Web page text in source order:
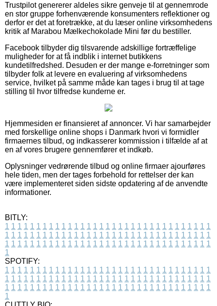
Trustpilot genererer aldeles sikre genveje til at gennemrode
en stor gruppe forhenværende konsumenters reflektioner og
derfor er det at foretrække, at du læser online virksomhedens
kritik af Marabou Mælkechokolade Mini før du bestiller.
Facebook tilbyder dig tilsvarende adskillige fortræffelige
muligheder for at få indblik i internet butikkens
kundetilfredshed. Desuden er der mange e-forretninger som
tilbyder folk at levere en evaluering af virksomhedens
service, hvilket på samme måde kan tages i brug til at tage
stilling til hvor tilfredse kunderne er.
Hjemmesiden er finansieret af annoncer. Vi har samarbejder
med forskellige online shops i Danmark hvori vi formidler
firmaernes tilbud, og indkasserer kommission i tilfælde af at
en af vores brugere gennemfører et indkøb.
Oplysninger vedrørende tilbud og online firmaer ajourføres
hele tiden, men der tages forbehold for rettelser der kan
være implementeret siden sidste opdatering af de anvendte
informationer.
BITLY:
1 1 1 1 1 1 1 1 1 1 1 1 1 1 1 1 1 1 1 1 1 1 1 1 1 1 1 1 1 1 1 1 1
1 1 1 1 1 1 1 1 1 1 1 1 1 1 1 1 1 1 1 1 1 1 1 1 1 1 1 1 1 1 1 1 1
1 1 1 1 1 1 1 1 1 1 1 1 1 1 1 1 1 1 1 1 1 1 1 1 1 1 1 1 1 1 1 1 1
1
SPOTIFY:
1 1 1 1 1 1 1 1 1 1 1 1 1 1 1 1 1 1 1 1 1 1 1 1 1 1 1 1 1 1 1 1 1
1 1 1 1 1 1 1 1 1 1 1 1 1 1 1 1 1 1 1 1 1 1 1 1 1 1 1 1 1 1 1 1 1
1 1 1 1 1 1 1 1 1 1 1 1 1 1 1 1 1 1 1 1 1 1 1 1 1 1 1 1 1 1 1 1 1
1